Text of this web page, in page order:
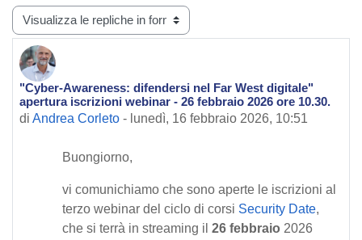
Modalità visualizzazione
"Cyber-Awareness: difendersi nel Far West digitale"
apertura iscrizioni webinar - 26 febbraio 2026 ore 10.30.
di Andrea Corleto - lunedì, 16 febbraio 2026, 10:51
Numero di risposte: 0
Buongiorno,
vi comunichiamo che sono aperte le iscrizioni al
terzo webinar del ciclo di corsi Security Date,
che si terrà in streaming il 26 febbraio 2026